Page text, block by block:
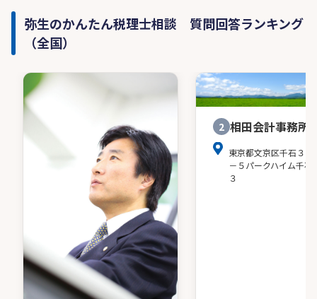
弥生のかんたん税理士相談 質問回答ランキング
（全国）
2 相田会計事務所
東京都文京区千石３－
－５パークハイム千石
３